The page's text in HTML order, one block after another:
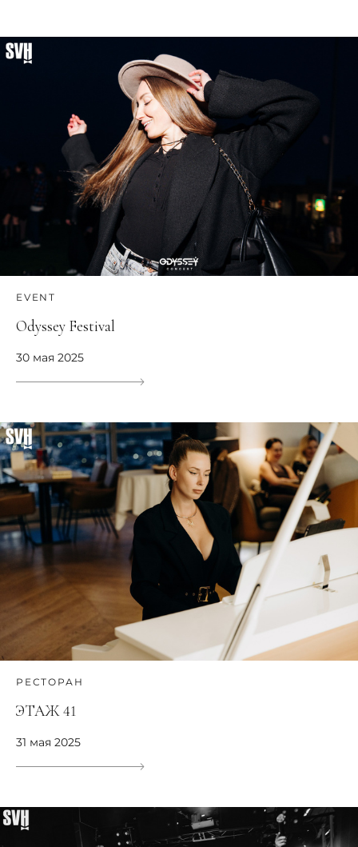
EVENT
Odyssey Festival
30 мая 2025
РЕСТОРАН
ЭТАЖ 41
31 мая 2025